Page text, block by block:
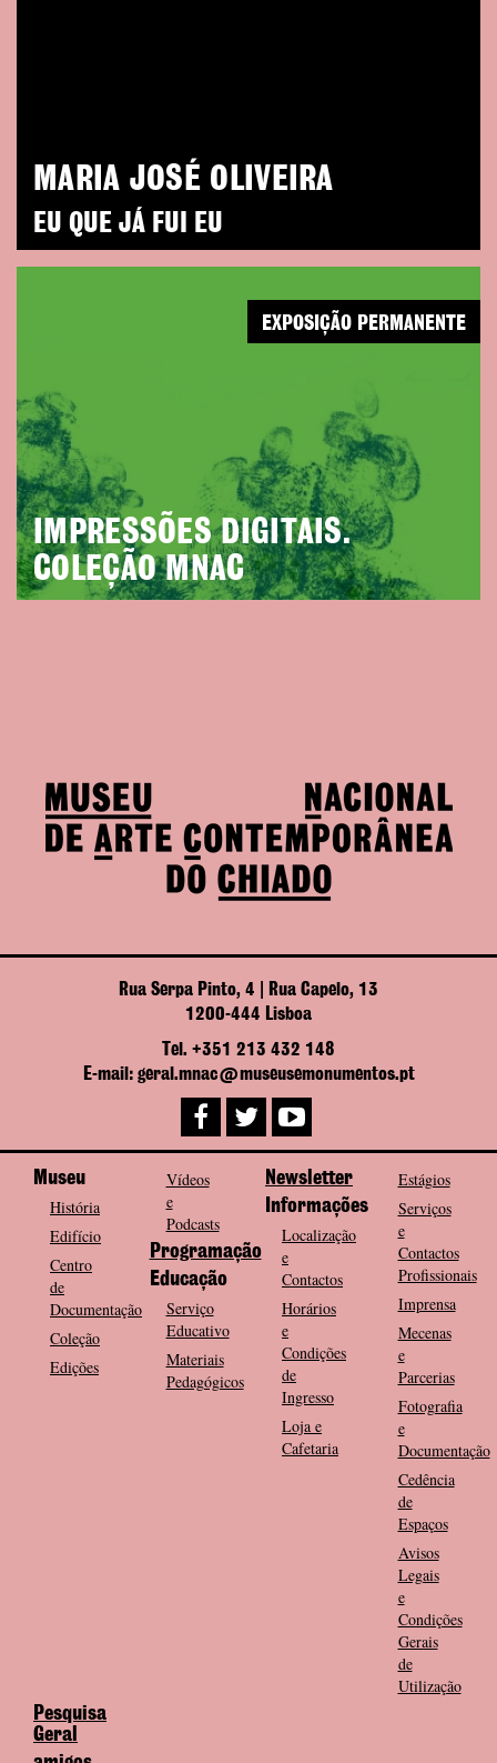
MARIA JOSÉ OLIVEIRA
EU QUE JÁ FUI EU
IMPRESSÕES DIGITAIS.
COLEÇÃO MNAC
EXPOSIÇÃO PERMANENTE
Rua Serpa Pinto, 4 | Rua Capelo, 13
1200-444 Lisboa
Tel. +351 213 432 148
E-mail: geral.mnac@museusemonumentos.pt
Museu
História
Edifício
Centro
de
Documentação
Coleção
Edições
Vídeos
e
Podcasts
Programação
Educação
Serviço
Educativo
Materiais
Pedagógicos
Newsletter
Informações
Localização
e
Contactos
Horários
e
Condições
de
Ingresso
Loja e
Cafetaria
Estágios
Serviços
e
Contactos
Profissionais
Imprensa
Mecenas
e
Parcerias
Fotografia
e
Documentação
Cedência
de
Espaços
Avisos
Legais
e
Condições
Gerais
de
Utilização
Pesquisa
Geral